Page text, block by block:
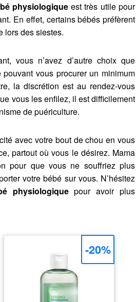
physiologiqueest très utile pour
En effet, certains bébés préfèrent
lors des siestes.
vous n’avez d’autre choix que
pouvant vous procurer un minimum
la discrétion est au rendez-vous
vous les enfilez, il est difficilement
de puériculture.
avec votre bout de chou en vous
partout où vous le désirez. Mama
pour que vous ne souffriez plus
votre bébé sur vous. N’hésitez
physiologiquepour avoir plus
-20%